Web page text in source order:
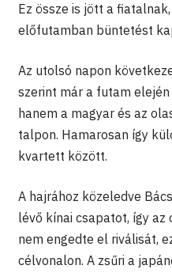
Ez össze is jött a
előfutamban büntetést
Az utolsó napon
szerint már a futam
hanem a magyar és az
talpon. Hamarosan így
kvartett között.
A hajrához közeledve
lévő kínai csapatot, így az
nem engedte el riválisát,
célvonalon. A zsűri a